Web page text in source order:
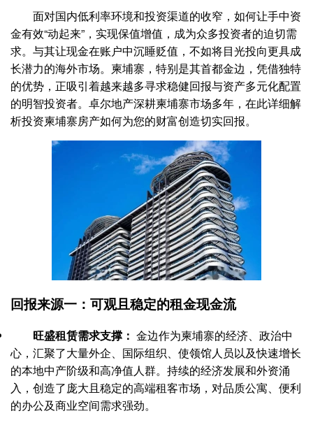
面对国内低利率环境和投资渠道的收窄，如何让手中资
金有效“动起来”，实现保值增值，成为众多投资者的迫切需
求。与其让现金在账户中沉睡贬值，不如将目光投向更具成
长潜力的海外市场。柬埔寨，特别是其首都金边，凭借独特
的优势，正吸引着越来越多寻求稳健回报与资产多元化配置
的明智投资者。卓尔地产深耕柬埔寨市场多年，在此详细解
析投资柬埔寨房产如何为您的财富创造切实回报。
回报来源一：可观且稳定的租金现金流
旺盛租赁需求支撑： 金边作为柬埔寨的经济、政治中
心，汇聚了大量外企、国际组织、使领馆人员以及快速增长
的本地中产阶级和高净值人群。持续的经济发展和外资涌
入，创造了庞大且稳定的高端租客市场，对品质公寓、便利
的办公及商业空间需求强劲。